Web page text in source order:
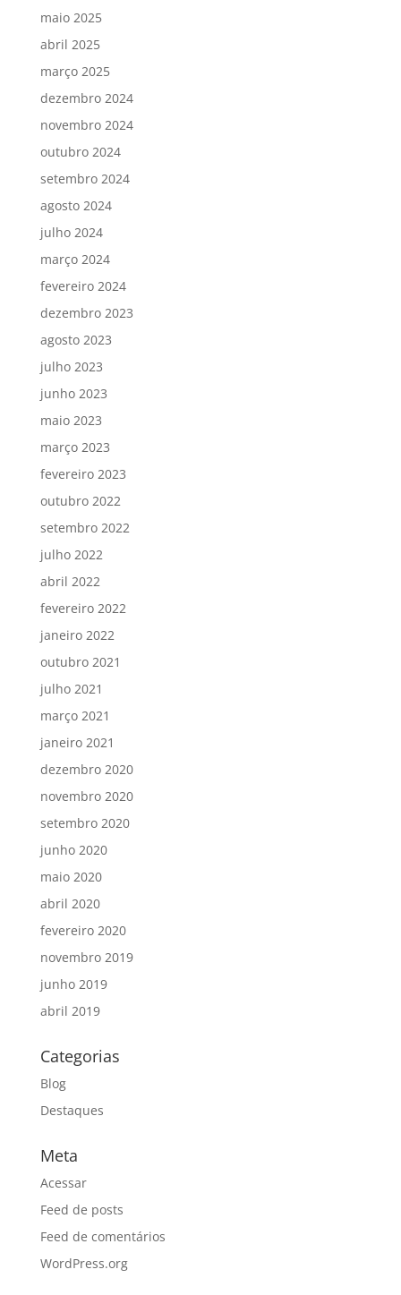
maio 2025
abril 2025
março 2025
dezembro 2024
novembro 2024
outubro 2024
setembro 2024
agosto 2024
julho 2024
março 2024
fevereiro 2024
dezembro 2023
agosto 2023
julho 2023
junho 2023
maio 2023
março 2023
fevereiro 2023
outubro 2022
setembro 2022
julho 2022
abril 2022
fevereiro 2022
janeiro 2022
outubro 2021
julho 2021
março 2021
janeiro 2021
dezembro 2020
novembro 2020
setembro 2020
junho 2020
maio 2020
abril 2020
fevereiro 2020
novembro 2019
junho 2019
abril 2019
Categorias
Blog
Destaques
Meta
Acessar
Feed de posts
Feed de comentários
WordPress.org